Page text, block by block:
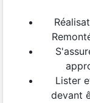
Lister
devant